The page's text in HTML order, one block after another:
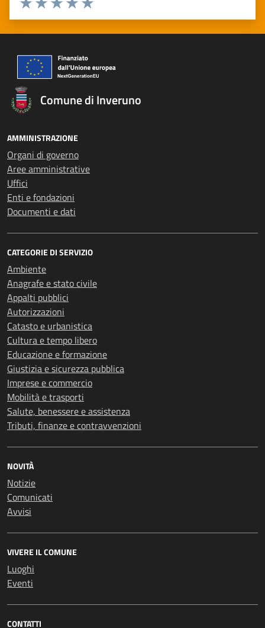
Valuta 5 stelle su 5
Valuta 4 stelle su 5
Valuta 3 stelle su 5
Valuta 2 stelle su 5
Valuta 1 stelle su 5
Comune di Inveruno
AMMINISTRAZIONE
Organi di governo
Aree amministrative
Uffici
Enti e fondazioni
Documenti e dati
CATEGORIE DI SERVIZIO
Ambiente
Anagrafe e stato civile
Appalti pubblici
Autorizzazioni
Catasto e urbanistica
Cultura e tempo libero
Educazione e formazione
Giustizia e sicurezza pubblica
Imprese e commercio
Mobilità e trasporti
Salute, benessere e assistenza
Tributi, finanze e contravvenzioni
NOVITÀ
Notizie
Comunicati
Avvisi
VIVERE IL COMUNE
Luoghi
Eventi
CONTATTI